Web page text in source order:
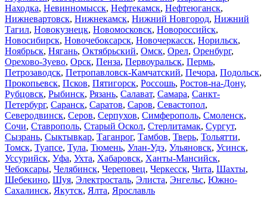
Находка, Невинномысск, Нефтекамск, Нефтеюганск,
Нижневартовск, Нижнекамск, Нижний Новгород, Нижний
Тагил, Новокузнецк, Новомосковск, Новороссийск,
Новосибирск, Новочебоксарск, Новочеркасск, Норильск,
Ноябрьск, Нягань, Октябрьский, Омск, Орел, Оренбург,
Орехово-Зуево, Орск, Пенза, Первоуральск, Пермь,
Петрозаводск, Петропавловск-Камчатский, Печора, Подольск,
Прокопьевск, Псков, Пятигорск, Россошь, Ростов-на-Дону,
Рубцовск, Рыбинск, Рязань, Салават, Самара, Санкт-
Петербург, Саранск, Саратов, Саров, Севастопол,
Северодвинск, Серов, Серпухов, Симферополь, Смоленск,
Сочи, Ставрополь, Старый Оскол, Стерлитамак, Сургут,
Сызрань, Сыктывкар, Таганрог, Тамбов, Тверь, Тольятти,
Томск, Туапсе, Тула, Тюмень, Улан-Удэ, Ульяновск, Усинск,
Уссурийск, Уфа, Ухта, Хабаровск, Ханты-Мансийск,
Чебоксары, Челябинск, Череповец, Черкесск, Чита, Шахты,
Шебекино, Шуя, Электросталь, Элиста, Энгельс, Южно-
Сахалинск, Якутск, Ялта, Ярославль